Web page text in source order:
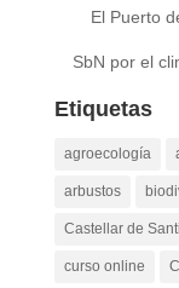
El Puerto
SbN por el
Etiquetas
agroecología
arbustos
Castellar de
curso online